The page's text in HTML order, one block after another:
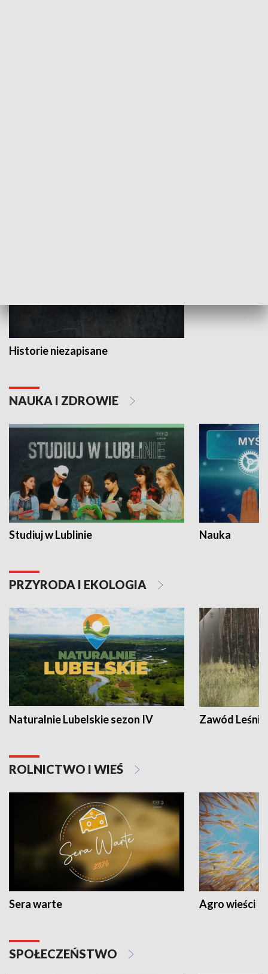
Historie niezapisane
NAUKA I ZDROWIE
Studiuj w Lublinie Nauka
PRZYRODA I EKOLOGIA
Naturalnie Lubelskie sezon IV Zawód Leśnik
ROLNICTWO I WIEŚ
Sera warte Agro wieści
SPOŁECZEŃSTWO